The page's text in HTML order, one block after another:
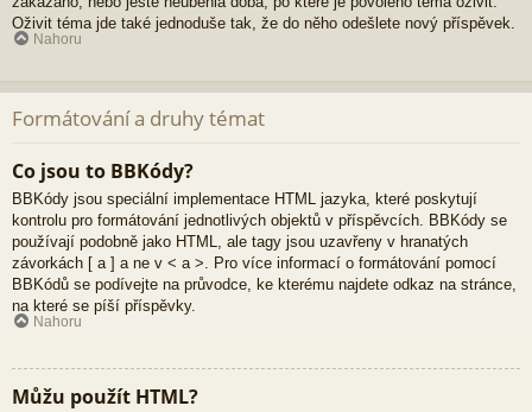
Oživit téma jde také jednoduše tak, že do něho odešlete nový příspěvek.
Nahoru
Formátování a druhy témat
Co jsou to BBKódy?
BBKódy jsou speciální implementace HTML jazyka, které poskytují
kontrolu pro formátování jednotlivých objektů v příspěvcích. BBKódy se
používají podobně jako HTML, ale tagy jsou uzavřeny v hranatých
závorkách [ a ] a ne v < a >. Pro více informací o formátování pomocí
BBKódů se podívejte na průvodce, ke kterému najdete odkaz na stránce,
na které se píší příspěvky.
Nahoru
Můžu použít HTML?